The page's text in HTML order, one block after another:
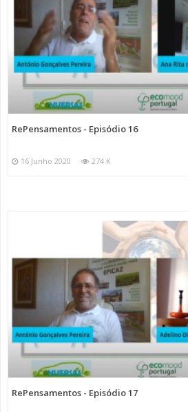
RePensamentos - Episódio 16
16 Junho 2020 274 K
RePensamentos - Episódio 17